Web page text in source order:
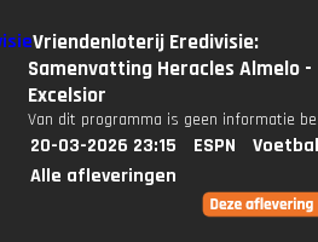
Vriendenloterij Eredivisie:
Samenvatting Heracles Almelo -
Excelsior
Van dit programma is geen informatie
20-03-2026 23:15 ESPN
Alle afleveringen